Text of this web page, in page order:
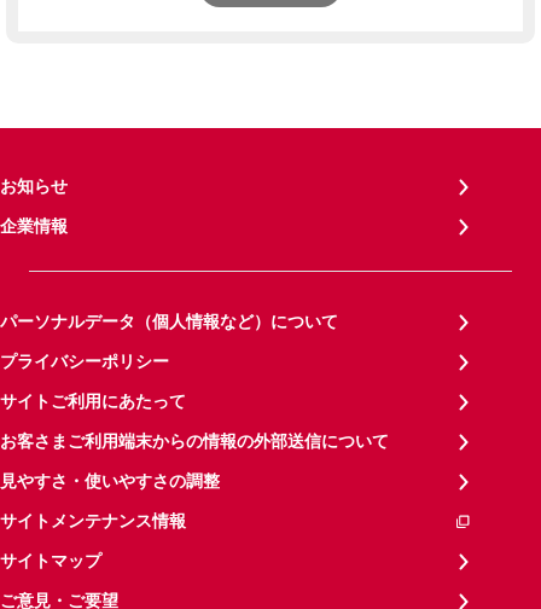
お知らせ
企業情報
パーソナルデータ（個人情報など）について
プライバシーポリシー
サイトご利用にあたって
お客さまご利用端末からの情報の外部送信について
見やすさ・使いやすさの調整
サイトメンテナンス情報
サイトマップ
ご意見・ご要望